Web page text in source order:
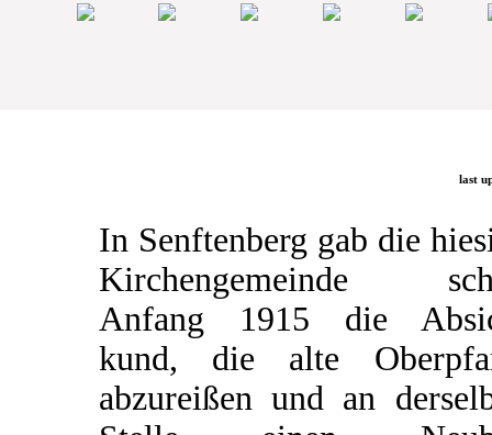
last
In Senftenberg gab die
Kirchengemeinde
Anfang 1915 die
kund, die alte
abzureißen und an